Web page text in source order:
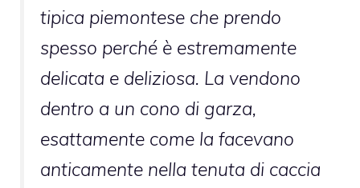
tipica piemontese che prendo
spesso perché è estremamente
delicata e deliziosa. La vendono
dentro a un cono di garza,
esattamente come la facevano
anticamente nella tenuta di caccia